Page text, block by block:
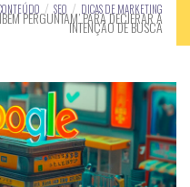
SEO DICAS DE MARKETING
PERGUNTAM’ PARA DECIFRAR A
INTENÇÃO DE BUSCA